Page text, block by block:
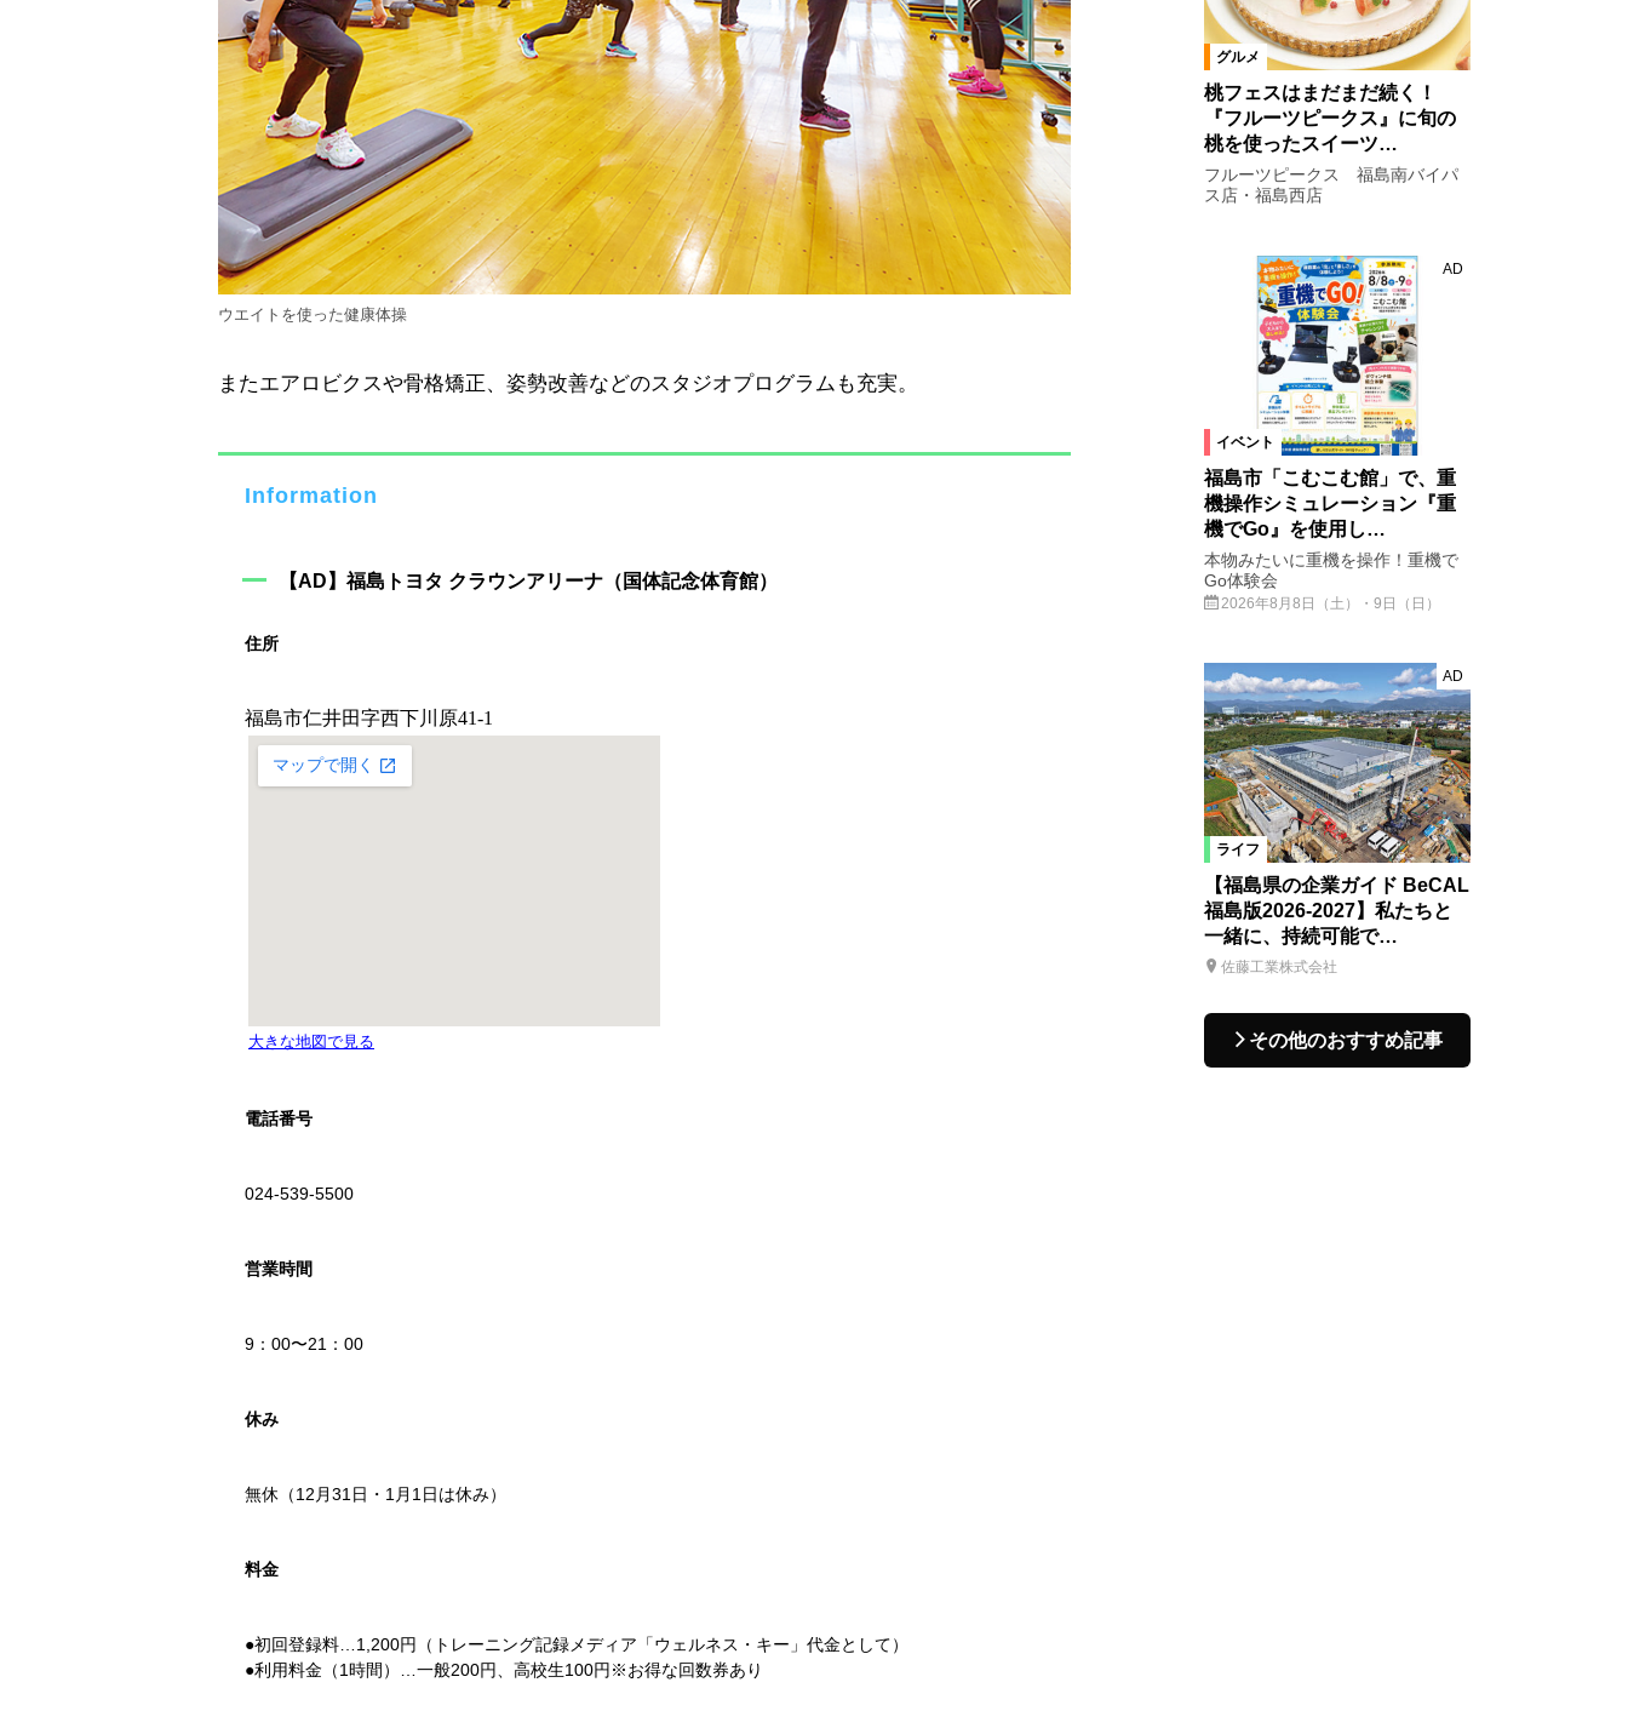
ウエイトを使った健康体操
またエアロビクスや骨格矯正、姿勢改善などのスタジオプログラムも充実。
Information
【AD】福島トヨタ クラウンアリーナ（国体記念体育館）
住所
電話番号
024-539-5500
営業時間
9：00〜21：00
休み
無休（12月31日・1月1日は休み）
料金
●初回登録料…1,200円（トレーニング記録メディア「ウェルネス・キー」代金として）
●利用料金（1時間）…一般200円、高校生100円※お得な回数券あり
グルメ
桃フェスはまだまだ続く！
『フルーツピークス』に旬の
桃を使ったスイーツ…
フルーツピークス 福島南バイパ
ス店・福島西店
イベント
AD
福島市「こむこむ館」で、重
機操作シミュレーション『重
機でGo』を使用し…
本物みたいに重機を操作！重機で
Go体験会
2026年8月8日（土）・9日（日）
ライフ
AD
【福島県の企業ガイド BeCAL
福島版2026-2027】私たちと
一緒に、持続可能で…
佐藤工業株式会社
その他のおすすめ記事